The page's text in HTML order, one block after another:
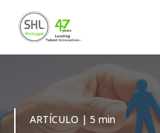
contenido
ARTÍCULO | 5 min